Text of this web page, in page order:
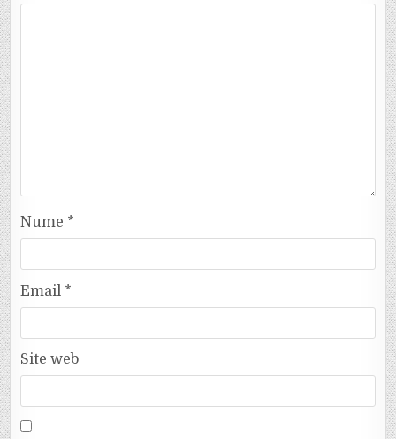
Nume *
Email *
Site web